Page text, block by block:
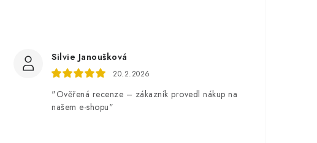
Silvie Janoušková
20.2.2026
"Ověřená recenze – zákazník provedl nákup na
našem e-shopu"